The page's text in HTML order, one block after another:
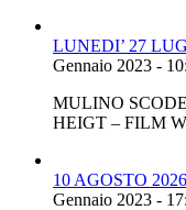
LUNEDI’ 27
Gennaio 2023 -
MULINO
HEIGT – FILM
10 AGOSTO
Gennaio 2023 -